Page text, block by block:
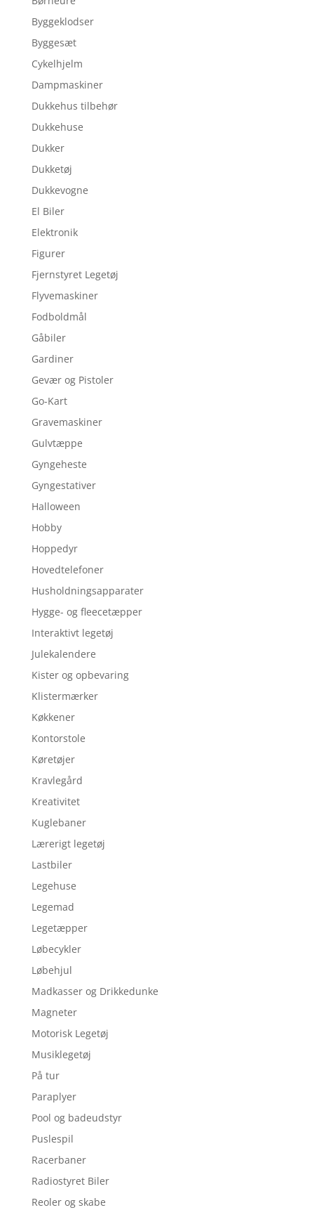
Byggeklodser
Byggesæt
Cykelhjelm
Dampmaskiner
Dukkehus tilbehør
Dukkehuse
Dukker
Dukketøj
Dukkevogne
El Biler
Elektronik
Figurer
Fjernstyret Legetøj
Flyvemaskiner
Fodboldmål
Gåbiler
Gardiner
Gevær og Pistoler
Go-Kart
Gravemaskiner
Gulvtæppe
Gyngeheste
Gyngestativer
Halloween
Hobby
Hoppedyr
Hovedtelefoner
Husholdningsapparater
Hygge- og fleecetæpper
Interaktivt legetøj
Julekalendere
Kister og opbevaring
Klistermærker
Køkkener
Kontorstole
Køretøjer
Kravlegård
Kreativitet
Kuglebaner
Lærerigt legetøj
Lastbiler
Legehuse
Legemad
Legetæpper
Løbecykler
Løbehjul
Madkasser og Drikkedunke
Magneter
Motorisk Legetøj
Musiklegetøj
På tur
Paraplyer
Pool og badeudstyr
Puslespil
Racerbaner
Radiostyret Biler
Reoler og skabe